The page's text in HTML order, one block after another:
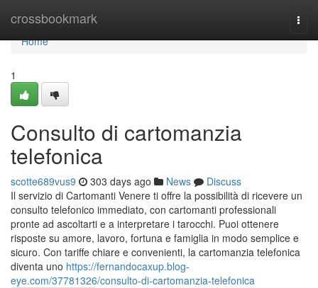
crossbookmark
Home
Home
1
Consulto di cartomanzia
telefonica
scotte689vus9 303 days ago News
Discuss
Il servizio di Cartomanti Venere ti offre la possibilità di ricevere un
consulto telefonico immediato, con cartomanti professionali
pronte ad ascoltarti e a interpretare i tarocchi. Puoi ottenere
risposte su amore, lavoro, fortuna e famiglia in modo semplice e
sicuro. Con tariffe chiare e convenienti, la cartomanzia telefonica
diventa uno https://fernandocaxup.blog-
eye.com/37781326/consulto-di-cartomanzia-telefonica